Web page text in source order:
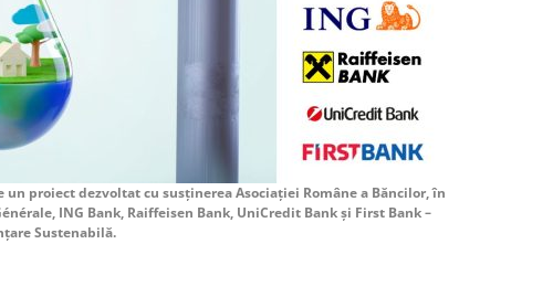
proiect dezvoltat cu susținerea Asociației Române a Băncilor, în
ING Bank, Raiffeisen Bank, UniCredit Bank și First Bank –
Sustenabilă.